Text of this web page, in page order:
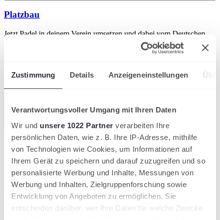
Zustimmung Details Anzeigeneinstellungen
Verantwortungsvoller Umgang mit Ihren Daten
Wir und unsere 1022 Partner verarbeiten Ihre
persönlichen Daten, wie z. B. Ihre IP-Adresse, mithilfe
von Technologien wie Cookies, um Informationen auf
Ihrem Gerät zu speichern und darauf zuzugreifen und so
personalisierte Werbung und Inhalte, Messungen von
Werbung und Inhalten, Zielgruppenforschung sowie
Entwicklung von Angeboten zu ermöglichen. Sie
entscheiden darüber, wer Ihre Daten für welche Zwecke
Platzbau
Jetzt Padel in deinem Verein umsetzen und dabei vom Deutschen
Tennis Bund umfassend unterstützt werden. Von der ersten Idee
über die Finanzierung bis hin zum Bau deines Padel-Courts stehen
und Betrieb begleiten. So sicherst du dir alle Vorteile von Padel und
profitierst von maßgeschneiderten Lösungen für deinen Club.
mehr erfahren
Businessplan & Finanzierung